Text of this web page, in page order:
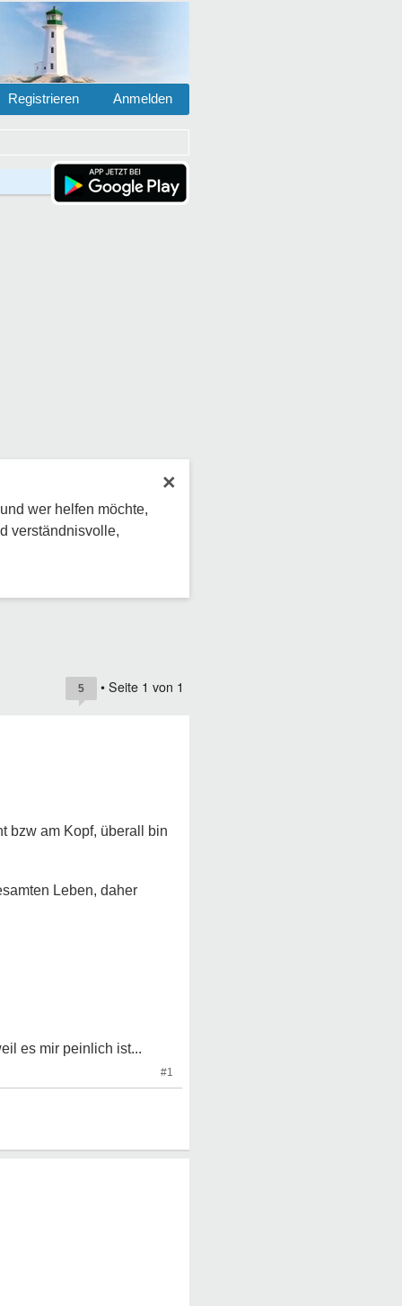
Anmelden
Registrieren
×
wer helfen möchte,
verständnisvolle,
5 • Seite 1 von 1
bzw am Kopf, überall bin
Leben, daher
es mir peinlich ist...
#1